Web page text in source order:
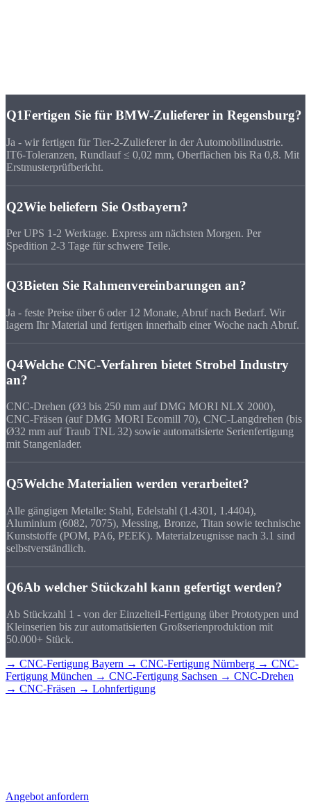
Q1Fertigen Sie für BMW-Zulieferer in Regensburg?
Ja - wir fertigen für Tier-2-Zulieferer in der Automobilindustrie.
IT6-Toleranzen, Rundlauf ≤ 0,02 mm, Oberflächen bis Ra 0,8. Mit
Erstmusterprüfbericht.
Q2Wie beliefern Sie Ostbayern?
Per UPS 1-2 Werktage. Express am nächsten Morgen. Per
Spedition 2-3 Tage für schwere Teile.
Q3Bieten Sie Rahmenvereinbarungen an?
Ja - feste Preise über 6 oder 12 Monate, Abruf nach Bedarf. Wir
lagern Ihr Material und fertigen innerhalb einer Woche nach Abruf.
Q4Welche CNC-Verfahren bietet Strobel Industry
an?
CNC-Drehen (Ø3 bis 250 mm auf DMG MORI NLX 2000),
CNC-Fräsen (auf DMG MORI Ecomill 70), CNC-Langdrehen (bis
Ø32 mm auf Traub TNL 32) sowie automatisierte Serienfertigung
mit Stangenlader.
Q5Welche Materialien werden verarbeitet?
Alle gängigen Metalle: Stahl, Edelstahl (1.4301, 1.4404),
Aluminium (6082, 7075), Messing, Bronze, Titan sowie technische
Kunststoffe (POM, PA6, PEEK). Materialzeugnisse nach 3.1 sind
selbstverständlich.
Q6Ab welcher Stückzahl kann gefertigt werden?
Ab Stückzahl 1 - von der Einzelteil-Fertigung über Prototypen und
Kleinserien bis zur automatisierten Großserienproduktion mit
50.000+ Stück.
→ CNC-Fertigung Bayern → CNC-Fertigung Nürnberg → CNC-
Fertigung München → CNC-Fertigung Sachsen → CNC-Drehen
→ CNC-Fräsen → Lohnfertigung
Angebot anfordern